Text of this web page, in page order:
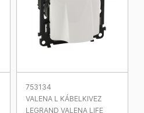
753134
VALENA L KÁBELKIVEZ
LEGRAND VALENA LIFE